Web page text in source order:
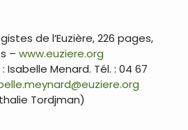
de l’Euzière, 226 pages,
– www.euziere.org
Menard. Tél. : 04 67
Tordjman)